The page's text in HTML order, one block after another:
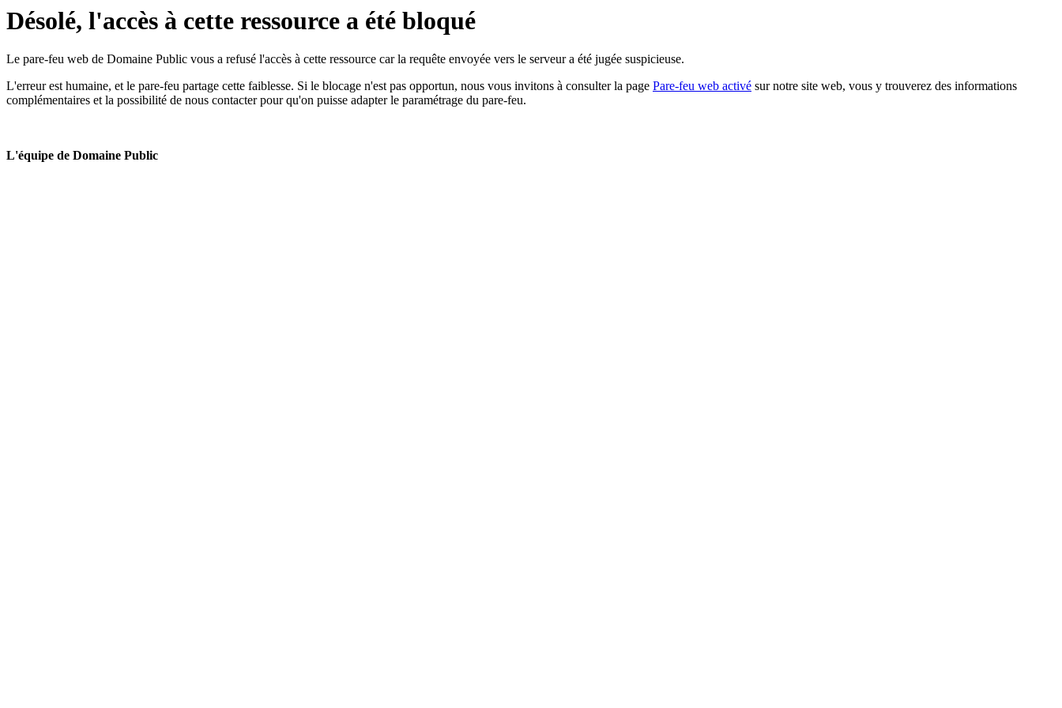
Désolé, l'accès à cette ressource a été bloqué
Le pare-feu web de Domaine Public vous a refusé l'accès à cette ressource car la requête envoyée vers le serveur a été jugée suspicieuse.
L'erreur est humaine, et le pare-feu partage cette faiblesse. Si le blocage n'est pas opportun, nous vous invitons à consulter la page Pare-feu web activé sur notre site web, vous y trouverez des informations
complémentaires et la possibilité de nous contacter pour qu'on puisse adapter le paramétrage du pare-feu.
L'équipe de Domaine Public